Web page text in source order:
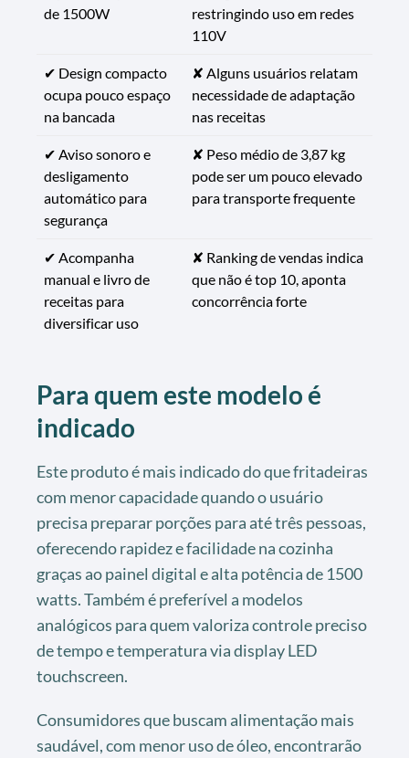
de 1500W
restringindo uso em redes
110V
✔ Design compacto
ocupa pouco espaço
na bancada
✘ Alguns usuários relatam
necessidade de adaptação
nas receitas
✔ Aviso sonoro e
desligamento
automático para
segurança
✘ Peso médio de 3,87 kg
pode ser um pouco elevado
para transporte frequente
✔ Acompanha
manual e livro de
receitas para
diversificar uso
✘ Ranking de vendas indica
que não é top 10, aponta
concorrência forte
Para quem este modelo é
indicado
Este produto é mais indicado do que fritadeiras
com menor capacidade quando o usuário
precisa preparar porções para até três pessoas,
oferecendo rapidez e facilidade na cozinha
graças ao painel digital e alta potência de 1500
watts. Também é preferível a modelos
analógicos para quem valoriza controle preciso
de tempo e temperatura via display LED
touchscreen.
Consumidores que buscam alimentação mais
saudável, com menor uso de óleo, encontrarão